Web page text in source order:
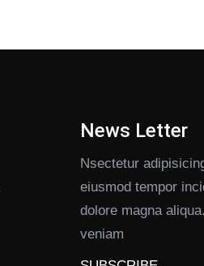
News Letter
Nsectetur
eiusmod tempor
dolore magna
veniam